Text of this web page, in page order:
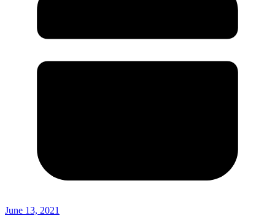
June 13, 2021